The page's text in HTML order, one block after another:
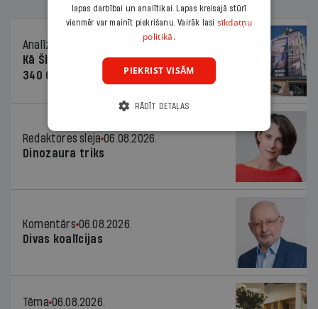
Analīze
Kā Šlesera partija palika nesodīta par
340 000 vērtu reklāmas kampaņu
Redaktores sleja 06.08.2026.
Dinozaura triks
Komentārs 06.08.2026.
Divas koalīcijas
Tēma 06.08.2026.
lapas darbībai un analītikai. Lapas kreisajā stūrī
vienmēr var mainīt piekrišanu. Vairāk lasi sīkdatņu
politikā.
PIEKRIST VISĀM
RĀDĪT DETAĻAS